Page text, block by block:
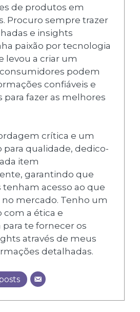
de produtos em
Procuro sempre trazer
e insights
paixão por tecnologia
levou a criar um
podem
confiáveis e
para fazer as melhores
crítica e um
para qualidade, dedico-
item
garantindo que
acesso ao que
mercado. Tenho um
a ética e
te fornecer os
através de meus
detalhadas.